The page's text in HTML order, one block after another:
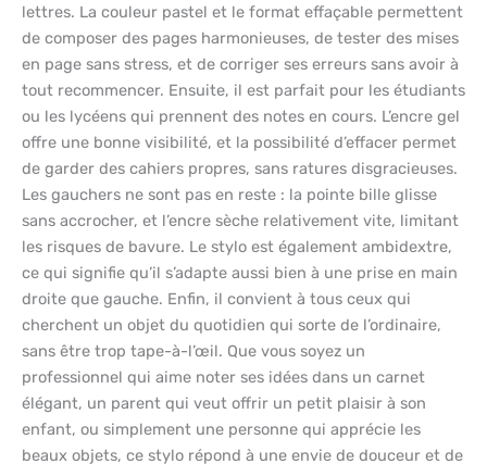
lettres. La couleur pastel et le format effaçable permettent
de composer des pages harmonieuses, de tester des mises
en page sans stress, et de corriger ses erreurs sans avoir à
tout recommencer. Ensuite, il est parfait pour les étudiants
ou les lycéens qui prennent des notes en cours. L’encre gel
offre une bonne visibilité, et la possibilité d’effacer permet
de garder des cahiers propres, sans ratures disgracieuses.
Les gauchers ne sont pas en reste : la pointe bille glisse
sans accrocher, et l’encre sèche relativement vite, limitant
les risques de bavure. Le stylo est également ambidextre,
ce qui signifie qu’il s’adapte aussi bien à une prise en main
droite que gauche. Enfin, il convient à tous ceux qui
cherchent un objet du quotidien qui sorte de l’ordinaire,
sans être trop tape-à-l’œil. Que vous soyez un
professionnel qui aime noter ses idées dans un carnet
élégant, un parent qui veut offrir un petit plaisir à son
enfant, ou simplement une personne qui apprécie les
beaux objets, ce stylo répond à une envie de douceur et de